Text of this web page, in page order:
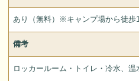
あり（無料）※キャンプ場から徒歩
備考
ロッカールーム・トイレ・冷水、温